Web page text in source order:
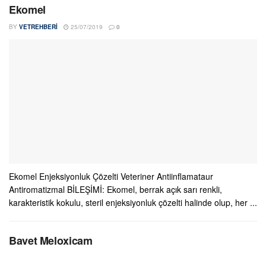
Ekomel
BY VETREHBERI 25/07/2019 0
Ekomel Enjeksiyonluk Çözelti Veteriner Antiinflamataur
Antiromatizmal BİLEŞİMİ: Ekomel, berrak açık sarı renkli,
karakteristik kokulu, steril enjeksiyonluk çözelti halinde olup, her ...
Bavet Meloxicam